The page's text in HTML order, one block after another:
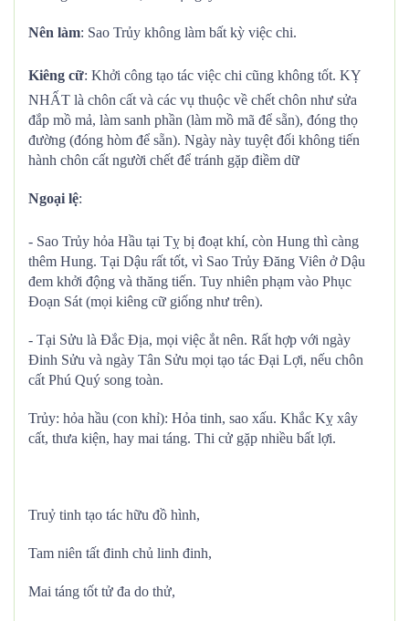
Nên làm: Sao Trủy không làm bất kỳ việc chi.
Kiêng cữ: Khởi công tạo tác việc chi cũng không tốt. KỴ
NHẤT là chôn cất và các vụ thuộc về chết chôn như sửa
đắp mồ mả, làm sanh phần (làm mồ mã để sẵn), đóng thọ
đường (đóng hòm để sẵn). Ngày này tuyệt đối không tiến
hành chôn cất người chết để tránh gặp điềm dữ
Ngoại lệ:
- Sao Trủy hỏa Hầu tại Tỵ bị đoạt khí, còn Hung thì càng
thêm Hung. Tại Dậu rất tốt, vì Sao Trủy Đăng Viên ở Dậu
đem khởi động và thăng tiến. Tuy nhiên phạm vào Phục
Đoạn Sát (mọi kiêng cữ giống như trên).
- Tại Sửu là Đắc Địa, mọi việc ắt nên. Rất hợp với ngày
Đinh Sửu và ngày Tân Sửu mọi tạo tác Đại Lợi, nếu chôn
cất Phú Quý song toàn.
Trủy: hỏa hầu (con khỉ): Hỏa tinh, sao xấu. Khắc Kỵ xây
cất, thưa kiện, hay mai táng. Thi cử gặp nhiều bất lợi.
Truỷ tinh tạo tác hữu đồ hình,
Tam niên tất đinh chủ linh đinh,
Mai táng tốt tử đa do thử,